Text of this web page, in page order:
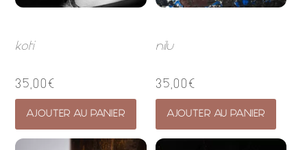
koti
35,00 €
AJOUTER AU PANIER
nilu
35,00 €
AJOUTER AU PANIER